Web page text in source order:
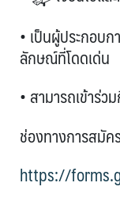
• เป็นผู้ประกอบ
ลักษณ์ที่โดดเด่น
• สามารถเข้าร่
ช่องทางการสมัค
https://